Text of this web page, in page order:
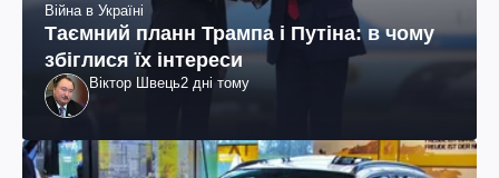
Війна в Україні
Таємний планн Трампа і Путіна: в чому
збіглися їх інтереси
Віктор Швець2 дні тому